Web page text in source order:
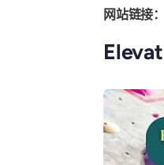
网站链接：